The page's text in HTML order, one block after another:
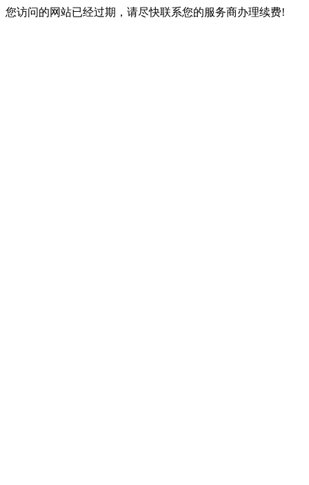
您访问的网站已经过期，请尽快联系您的服务商办理续费!